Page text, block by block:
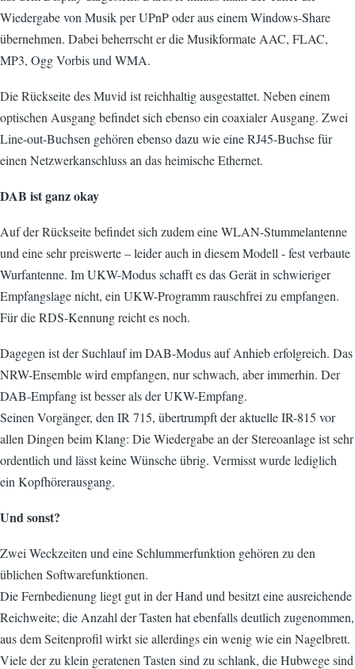
Wiedergabe von Musik per UPnP oder aus einem Windows-Share
übernehmen. Dabei beherrscht er die Musikformate AAC, FLAC,
MP3, Ogg Vorbis und WMA.
Die Rückseite des Muvid ist reichhaltig ausgestattet. Neben einem
optischen Ausgang befindet sich ebenso ein coaxialer Ausgang. Zwei
Line-out-Buchsen gehören ebenso dazu wie eine RJ45-Buchse für
einen Netzwerkanschluss an das heimische Ethernet.
DAB ist ganz okay
Auf der Rückseite befindet sich zudem eine WLAN-Stummelantenne
und eine sehr preiswerte – leider auch in diesem Modell - fest verbaute
Wurfantenne. Im UKW-Modus schafft es das Gerät in schwieriger
Empfangslage nicht, ein UKW-Programm rauschfrei zu empfangen.
Für die RDS-Kennung reicht es noch.
Dagegen ist der Suchlauf im DAB-Modus auf Anhieb erfolgreich. Das
NRW-Ensemble wird empfangen, nur schwach, aber immerhin. Der
DAB-Empfang ist besser als der UKW-Empfang.
Seinen Vorgänger, den IR 715, übertrumpft der aktuelle IR-815 vor
allen Dingen beim Klang: Die Wiedergabe an der Stereoanlage ist sehr
ordentlich und lässt keine Wünsche übrig. Vermisst wurde lediglich
ein Kopfhörerausgang.
Und sonst?
Zwei Weckzeiten und eine Schlummerfunktion gehören zu den
üblichen Softwarefunktionen.
Die Fernbedienung liegt gut in der Hand und besitzt eine ausreichende
Reichweite; die Anzahl der Tasten hat ebenfalls deutlich zugenommen,
aus dem Seitenprofil wirkt sie allerdings ein wenig wie ein Nagelbrett.
Viele der zu klein geratenen Tasten sind zu schlank, die Hubwege sind